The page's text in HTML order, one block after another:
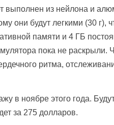
выполнен из нейлона и
они будут легкими (30 г),
памяти и 4 ГБ
пока не раскрыли.
ритма,
в ноябре этого года.
за 275 долларов.